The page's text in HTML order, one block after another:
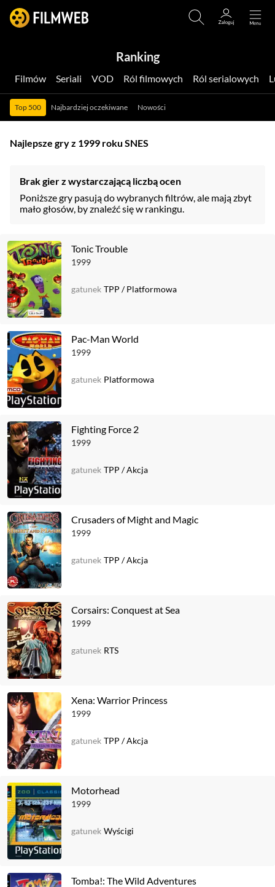
Ranking
Filmów Seriali VOD Ról filmowych Ról serialowych
Top 500 Najbardziej oczekiwane Nowości
Najlepsze gry z 1999 roku SNES
Brak gier z wystarczającą liczbą ocen
Poniższe gry pasują do wybranych filtrów, ale mają zbyt
mało głosów, by znaleźć się w rankingu.
Tonic Trouble
1999
gatunek TPP /Platformowa
Pac-Man World
1999
gatunek Platformowa
Fighting Force 2
1999
gatunek TPP /Akcja
Crusaders of Might and Magic
1999
gatunek TPP /Akcja
Corsairs: Conquest at Sea
1999
gatunek RTS
Xena: Warrior Princess
1999
gatunek TPP /Akcja
Motorhead
1999
gatunek Wyścigi
Tomba!: The Wild Adventures